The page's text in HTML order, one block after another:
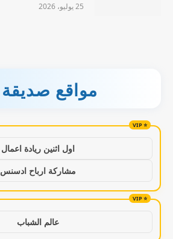
25 يوليو، 2026
مواقع صديقة
اول اثنين ريادة اعمال
مشاركة ارباح ادسنس
عالم الشباب